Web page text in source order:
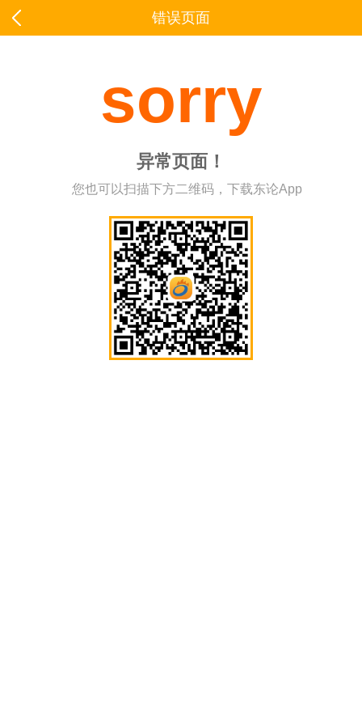
错误页面
sorry
异常页面！
您也可以扫描下方二维码，下载东论App